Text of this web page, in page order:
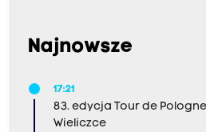
Najnowsze
17:21
83. edycja Tour de
Wieliczce